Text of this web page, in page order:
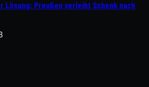
Lösung: Preußen verleiht Schenk nach